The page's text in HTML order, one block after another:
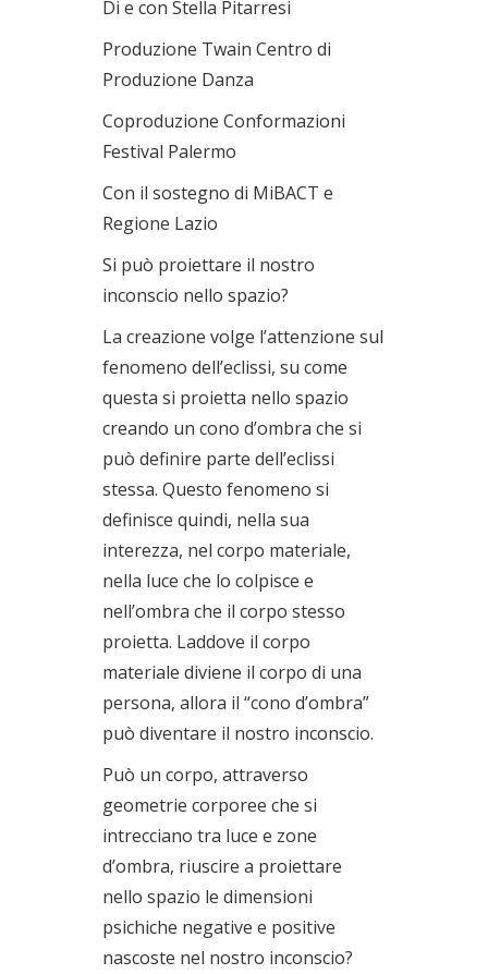
Di e con Stella Pitarresi
Produzione Twain Centro di
Produzione Danza
Coproduzione Conformazioni
Festival Palermo
Con il sostegno di MiBACT e
Regione Lazio
Si può proiettare il nostro
inconscio nello spazio?
La creazione volge l’attenzione sul
fenomeno dell’eclissi, su come
questa si proietta nello spazio
creando un cono d’ombra che si
può definire parte dell’eclissi
stessa. Questo fenomeno si
definisce quindi, nella sua
interezza, nel corpo materiale,
nella luce che lo colpisce e
nell’ombra che il corpo stesso
proietta. Laddove il corpo
materiale diviene il corpo di una
persona, allora il “cono d’ombra”
può diventare il nostro inconscio.
Può un corpo, attraverso
geometrie corporee che si
intrecciano tra luce e zone
d’ombra, riuscire a proiettare
nello spazio le dimensioni
psichiche negative e positive
nascoste nel nostro inconscio?